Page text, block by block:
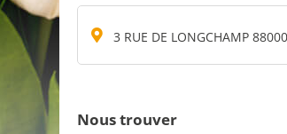
3 RUE DE LONGCHAMP 88000
Nous trouver